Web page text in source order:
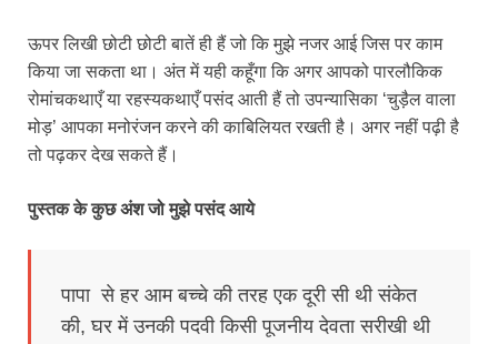
ऊपर लिखी छोटी छोटी बातें ही हैं जो कि मुझे नजर आई जिस पर काम
किया जा सकता था। अंत में यही कहूँगा कि अगर आपको पारलौकिक
रोमांचकथाएँ या रहस्यकथाएँ पसंद आती हैं तो उपन्यासिका ‘चुड़ैल वाला
मोड़’ आपका मनोरंजन करने की काबिलियत रखती है। अगर नहीं पढ़ी है
तो पढ़कर देख सकते हैं।
पुस्तक के कुछ अंश जो मुझे पसंद आये
पापा से हर आम बच्चे की तरह एक दूरी सी थी संकेत
की, घर में उनकी पदवी किसी पूजनीय देवता सरीखी थी